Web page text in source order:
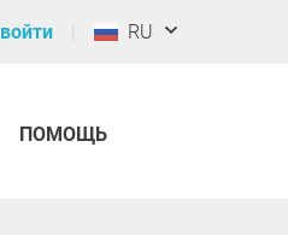
войти RU
ПОМОЩЬ